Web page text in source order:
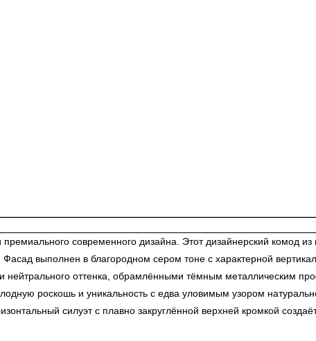
современного дизайна. Этот дизайнерский комод
выполнен в благородном сером тоне с характерной
оттенка, обрамлёнными тёмным металлическим
роскошь и уникальность с едва уловимым узором
силуэт с плавно закруглённой верхней кромкой